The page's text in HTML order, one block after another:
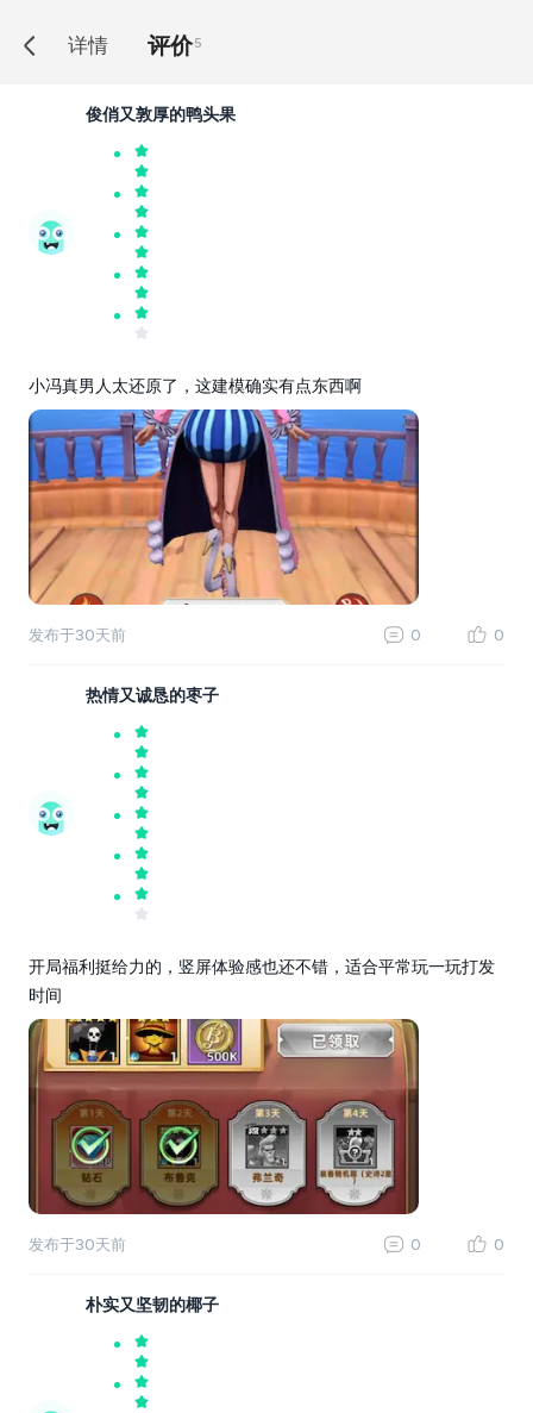
详情 评价5
俊俏又敦厚的鸭头果
小冯真男人太还原了，这建模确实有点东西啊
发布于30天前 0 0
热情又诚恳的枣子
开局福利挺给力的，竖屏体验感也还不错，适合平常玩一玩打发
时间
发布于30天前 0 0
朴实又坚韧的椰子